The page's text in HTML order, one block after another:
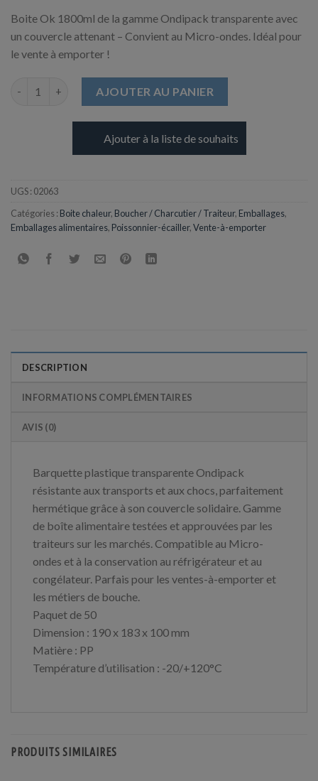
Boite Ok 1800ml de la gamme Ondipack transparente avec
un couvercle attenant – Convient au Micro-ondes. Idéal pour
le vente à emporter !
AJOUTER AU PANIER
Ajouter à la liste de souhaits
UGS : 02063
Catégories : Boite chaleur, Boucher / Charcutier / Traiteur, Emballages,
Emballages alimentaires, Poissonnier-écailler,Vente-à-emporter
DESCRIPTION
INFORMATIONS COMPLÉMENTAIRES
AVIS (0)
Barquette plastique transparente Ondipack
résistante aux transports et aux chocs, parfaitement
hermétique grâce à son couvercle solidaire. Gamme
de boîte alimentaire testées et approuvées par les
traiteurs sur les marchés. Compatible au Micro-
ondes et à la conservation au réfrigérateur et au
congélateur. Parfais pour les ventes-à-emporter et
les métiers de bouche.
Paquet de 50
Dimension : 190 x 183 x 100 mm
Matière : PP
Température d’utilisation : -20/+120°C
PRODUITS SIMILAIRES